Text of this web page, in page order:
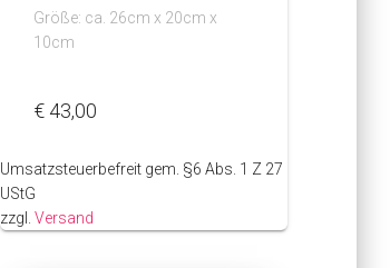
Größe: ca. 26cm x 20cm x
10cm
€ 43,00
Umsatzsteuerbefreit gem. §6 Abs. 1 Z 27
UStG
zzgl.Versand